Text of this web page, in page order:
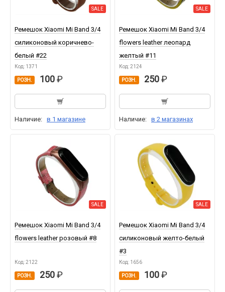
SALE
Ремешок Xiaomi Mi Band 3/4
силиконовый коричнево-
белый #22
Код: 1371
РОЗН. 100
Наличие: в 1 магазине
SALE
Ремешок Xiaomi Mi Band 3/4
flowers leather леопард
желтый #11
Код: 2124
РОЗН. 250
Наличие: в 2 магазинах
SALE
Ремешок Xiaomi Mi Band 3/4
flowers leather розовый #8
Код: 2122
РОЗН. 250
SALE
Ремешок Xiaomi Mi Band 3/4
силиконовый желто-белый
#3
Код: 1656
РОЗН. 100